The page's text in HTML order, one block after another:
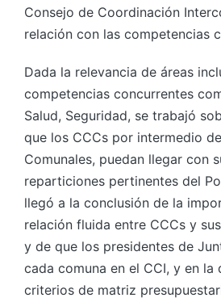
Consejo de Coordinación
relación con las competencias
Dada la relevancia de áreas
competencias concurrentes
Salud, Seguridad, se trabajó
que los CCCs por intermedio
Comunales, puedan llegar con
reparticiones pertinentes del
llegó a la conclusión de la
relación fluida entre CCCs y
y de que los presidentes de
cada comuna en el CCI, y en
criterios de matriz